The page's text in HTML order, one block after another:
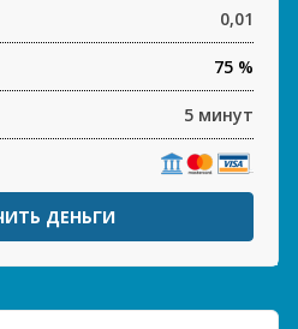
0,01
75 %
5 минут
ДЕНЬГИ